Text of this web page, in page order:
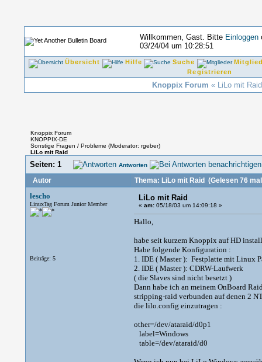
Willkommen, Gast. Bitte Einloggen
03/24/04 um 10:28:51
Übersicht Hilfe Suche
Registrieren
Knoppix Forum « LiLo mit
Knoppix Forum
KNOPPIX-DE
Sonstige Fragen / Probleme (Moderator: rgeber)
LiLo mit Raid
Seiten: 1 Antworten
Autor Thema: LiLo mit Raid (Gelesen 76
lescho
LinuxTag Forum Junior Member
Beiträge: 5
LiLo mit Raid
« am:05/18/03 um 14:09:18 »
Hallo,
habe seit kurzem Knoppix auf HD
Habe folgende Konfiguration :
1. IDE ( Master ): Festplatte mit Linux
2. IDE ( Master ): CDRW-Laufwerk
( die Slaves sind nicht besetzt )
Dann habe ich an meinem OnBoard
stripping-raid verbunden auf denen 2
die lilo.config einzutragen :
other=/dev/ataraid/d0p1
label=Windows
table=/dev/ataraid/d0